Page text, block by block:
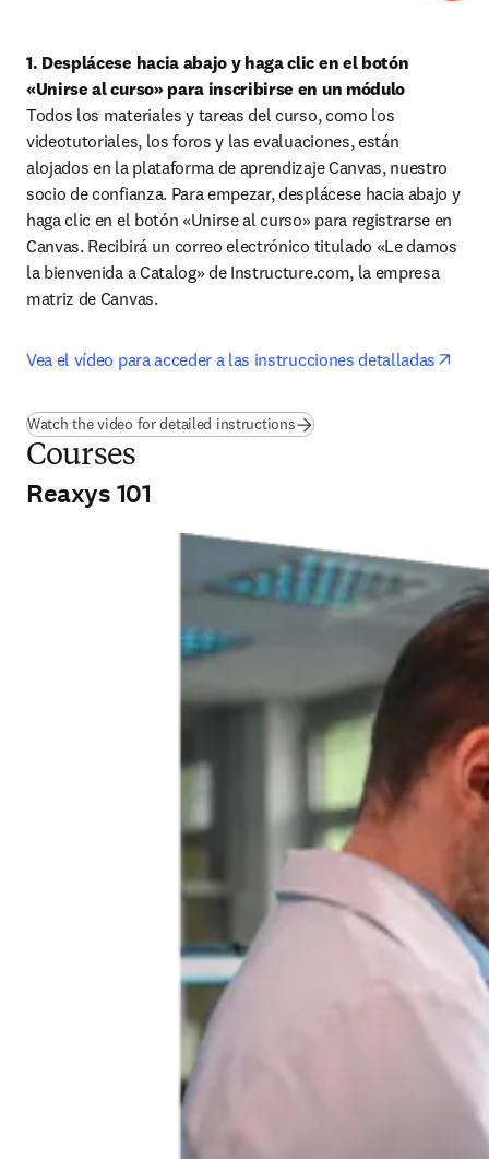
1. Desplácese hacia abajo y haga clic en el botón
«Unirse al curso» para inscribirse en un módulo
Todos los materiales y tareas del curso, como los
videotutoriales, los foros y las evaluaciones, están
alojados en la plataforma de aprendizaje Canvas, nuestro
socio de confianza. Para empezar, desplácese hacia abajo y
haga clic en el botón «Unirse al curso» para registrarse en
Canvas. Recibirá un correo electrónico titulado «Le damos
la bienvenida a Catalog» de Instructure.com, la empresa
matriz de Canvas.
Vea el vídeo para acceder a las instrucciones detalladas
Watch the video for detailed instructions(se abre en una nueva
Courses
Reaxys 101